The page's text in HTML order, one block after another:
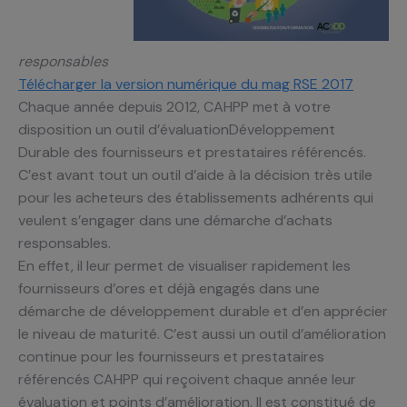
responsables
Télécharger la version numérique du mag RSE 2017
Chaque année depuis 2012, CAHPP met à votre
disposition un outil d’évaluationDéveloppement
Durable des fournisseurs et prestataires référencés.
C’est avant tout un outil d’aide à la décision très utile
pour les acheteurs des établissements adhérents qui
veulent s’engager dans une démarche d’achats
responsables.
En effet, il leur permet de visualiser rapidement les
fournisseurs d’ores et déjà engagés dans une
démarche de développement durable et d’en apprécier
le niveau de maturité. C’est aussi un outil d’amélioration
continue pour les fournisseurs et prestataires
référencés CAHPP qui reçoivent chaque année leur
évaluation et points d’amélioration. Il est constitué de